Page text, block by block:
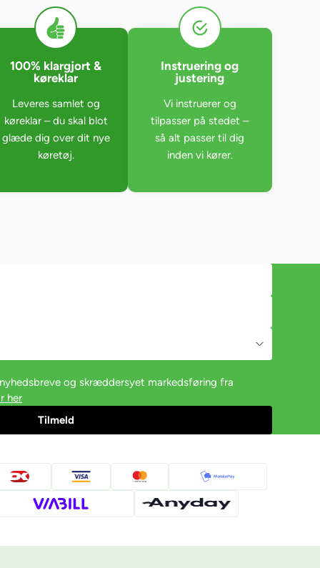
100% klargjort &
køreklar
Leveres samlet og
køreklar – du skal blot
glæde dig over dit nye
køretøj.
Instruering og
justering
Vi instruerer og
tilpasser på stedet –
så alt passer til dig
inden vi kører.
og skræddersyet markedsføring fra
her